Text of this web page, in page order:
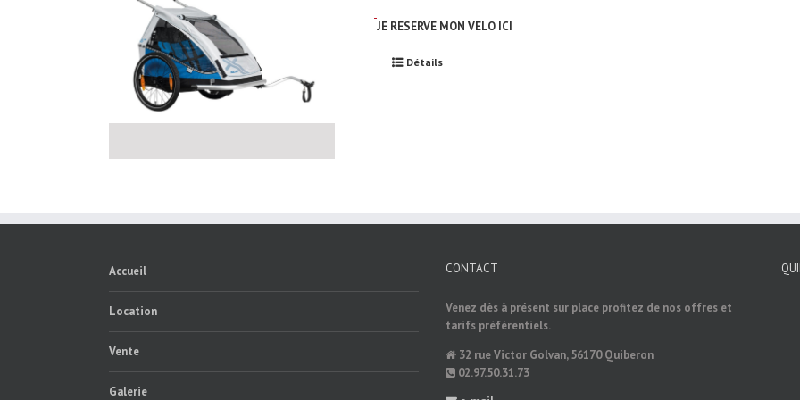
JE RESERVE MON VELO ICI
Détails
Accueil
Location
Vente
Galerie
CONTACT
Venez dès à présent sur place profitez de nos offres et
tarifs préférentiels.
32 rue Victor Golvan, 56170 Quiberon
02.97.50.31.73